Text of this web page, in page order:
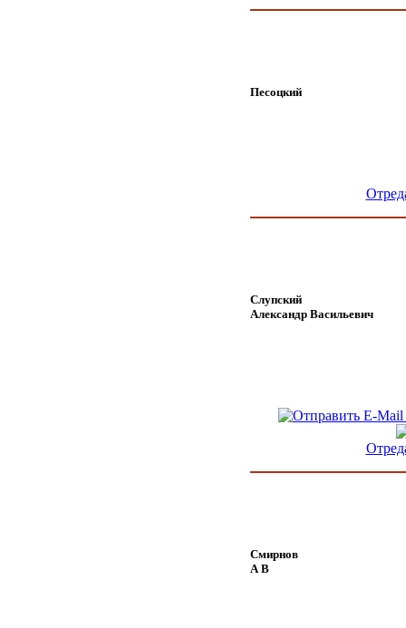
Песоцкий
Слупский
Александр Васильевич
Смирнов
А В